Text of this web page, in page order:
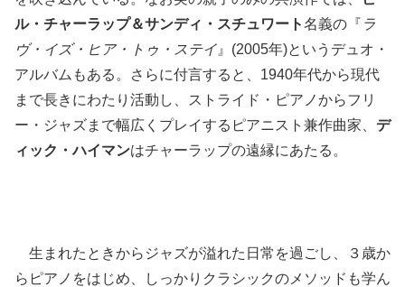
ル・チャーラップ＆サンディ・スチュワート名義の『 ラ
ヴ・イズ・ヒア・トゥ・ステイ』(2005年)というデュオ・
アルバムもある。さらに付言すると、1940年代から現代
まで長きにわたり活動し、ストライド・ピアノからフリ
ー・ジャズまで幅広くプレイするピアニスト兼作曲家、 デ
ィック・ハイマンはチャーラップの遠縁にあたる。
生まれたときからジャズが溢れた日常を過ごし、３歳か
らピアノをはじめ、しっかりクラシックのメソッドも学ん